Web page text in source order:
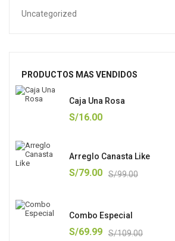
Uncategorized
PRODUCTOS MAS VENDIDOS
Caja Una Rosa
S/16.00
Arreglo Canasta Like
S/99.00
S/79.00
Combo Especial
S/109.00
S/69.99